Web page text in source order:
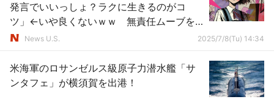
発言でいいっしょ？ラクに生きるのがコ
ツ」←いや良くないｗｗ 無責任ムーブを
粉砕する反論5選！
News U.S. 2025/7/8(Tu) 14:34
米海軍のロサンゼルス級原子力潜水艦「サ
ンタフェ」が横須賀を出港！